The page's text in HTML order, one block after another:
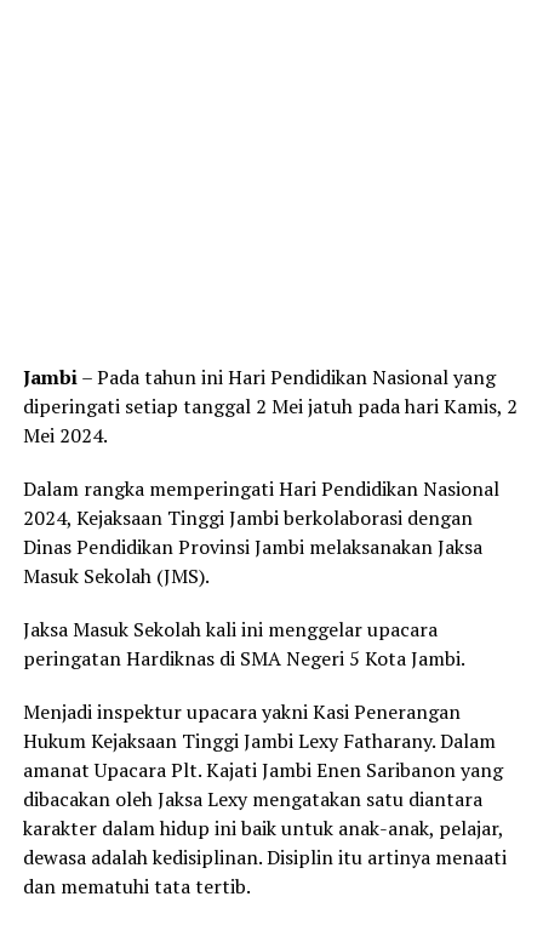
Jambi– Pada tahun ini Hari Pendidikan Nasional yang
diperingati setiap tanggal 2 Mei jatuh pada hari Kamis, 2
Mei 2024.
Dalam rangka memperingati Hari Pendidikan Nasional
2024, Kejaksaan Tinggi Jambi berkolaborasi dengan
Dinas Pendidikan Provinsi Jambi melaksanakan Jaksa
Masuk Sekolah (JMS).
Jaksa Masuk Sekolah kali ini menggelar upacara
peringatan Hardiknas di SMA Negeri 5 Kota Jambi.
Menjadi inspektur upacara yakni Kasi Penerangan
Hukum Kejaksaan Tinggi Jambi Lexy Fatharany. Dalam
amanat Upacara Plt. Kajati Jambi Enen Saribanon yang
dibacakan oleh Jaksa Lexy mengatakan satu diantara
karakter dalam hidup ini baik untuk anak-anak, pelajar,
dewasa adalah kedisiplinan. Disiplin itu artinya menaati
dan mematuhi tata tertib.